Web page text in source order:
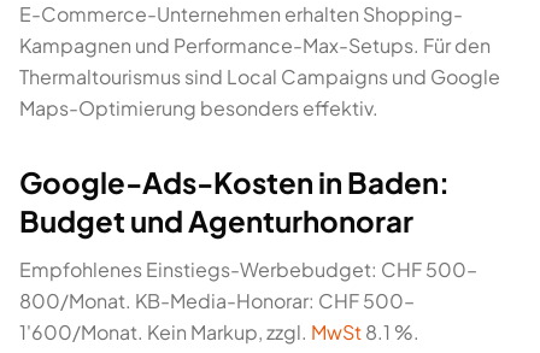
E-Commerce-Unternehmen erhalten Shopping-
Kampagnen und Performance-Max-Setups. Für den
Thermaltourismus sind Local Campaigns und Google
Maps-Optimierung besonders effektiv.
Google-Ads-Kosten in Baden:
Budget und Agenturhonorar
Empfohlenes Einstiegs-Werbebudget: CHF 500–
800/Monat. KB-Media-Honorar: CHF 500–
1'600/Monat. Kein Markup, zzgl. MwSt8.1 %.